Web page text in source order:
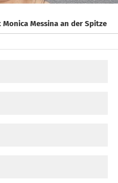
Monica Messina an der Spitze